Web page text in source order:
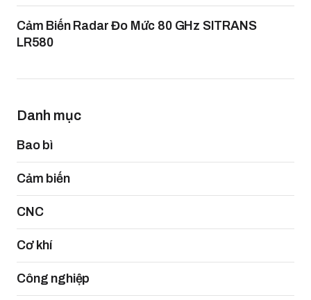
Cảm Biến Radar Đo Mức 80 GHz SITRANS
LR580
Danh mục
Bao bì
Cảm biến
CNC
Cơ khí
Công nghiệp